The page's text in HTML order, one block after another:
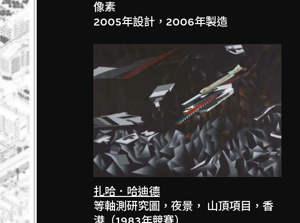
像素
2005年設計，2006年製造
扎哈．哈迪德
等軸測研究圖，夜景， 山頂項目，香